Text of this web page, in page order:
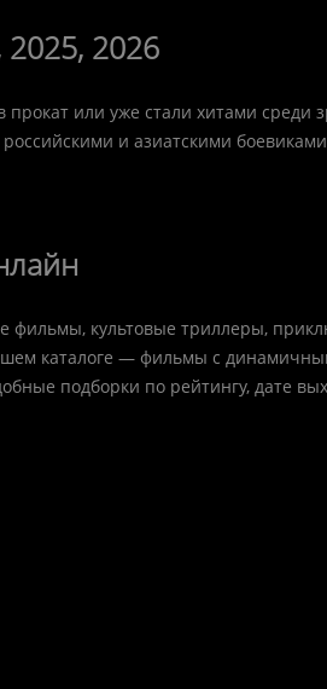
2026
прокат или уже стали хитами
и азиатскими
фильмы, культовые триллеры,
каталоге — фильмы с
подборки по рейтингу, дате